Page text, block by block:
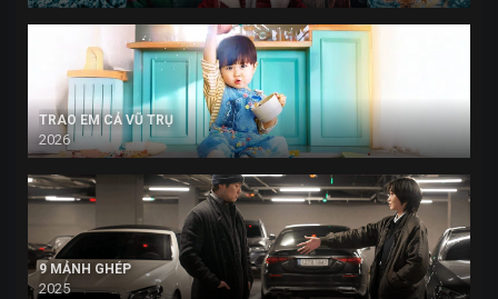
TRAO EM CẢ VŨ TRỤ
2026
9 MẢNH GHÉP
2025